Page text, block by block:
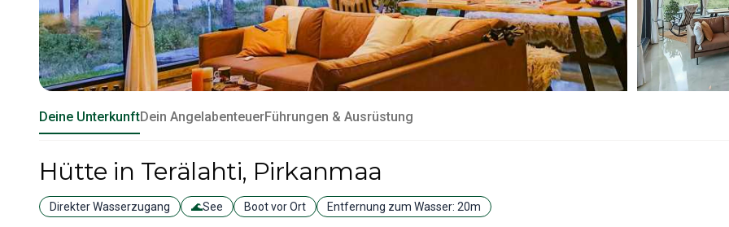
Deine UnterkunftDein AngelabenteuerFührungen & Ausrüstung
Hütte in Terälahti, Pirkanmaa
Direkter Wasserzugang 🌊See Boot vor Ort Entfernung zum Wasser: 20m